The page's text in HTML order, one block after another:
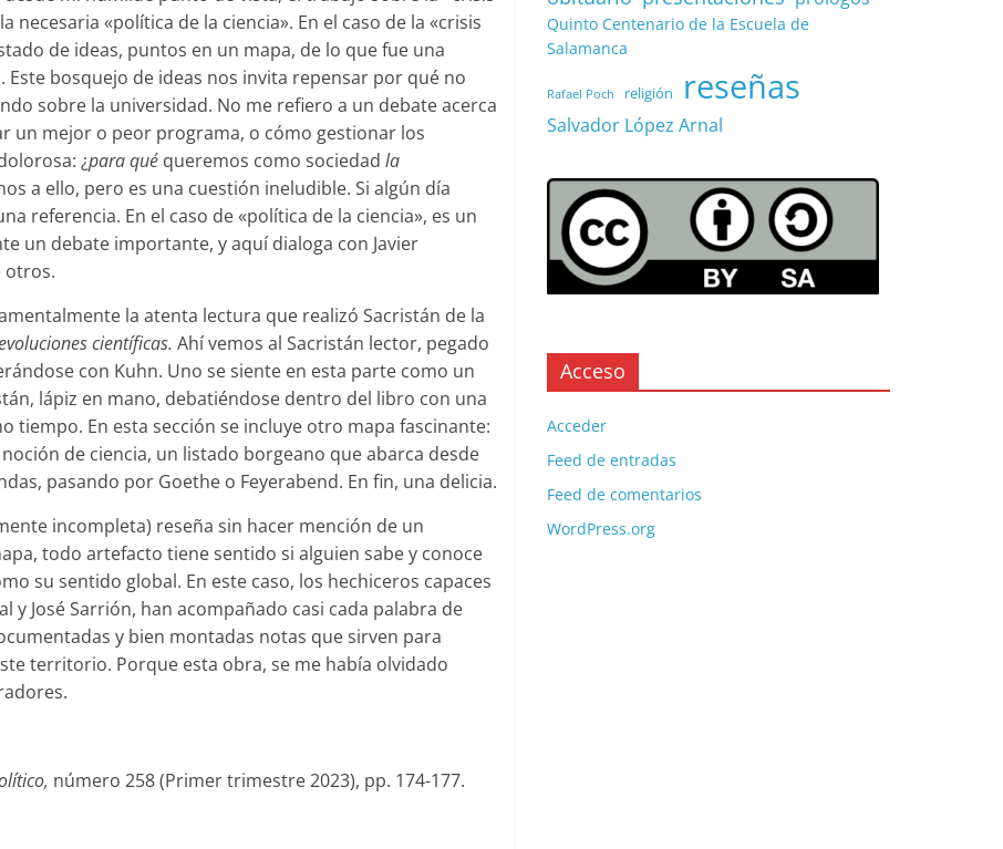
necesaria «política de la ciencia». En el caso de la «crisis
de ideas, puntos en un mapa, de lo que fue una
bosquejo de ideas nos invita repensar por qué no
sobre la universidad. No me refiero a un debate acerca
un mejor o peor programa, o cómo gestionar los
¿para qué queremos como sociedad la
a ello, pero es una cuestión ineludible. Si algún día
referencia. En el caso de «política de la ciencia», es un
un debate importante, y aquí dialoga con Javier
otros.
la atenta lectura que realizó Sacristán de la
científicas. Ahí vemos al Sacristán lector, pegado
con Kuhn. Uno se siente en esta parte como un
lápiz en mano, debatiéndose dentro del libro con una
tiempo. En esta sección se incluye otro mapa fascinante:
de ciencia, un listado borgeano que abarca desde
pasando por Goethe o Feyerabend. En fin, una delicia.
incompleta) reseña sin hacer mención de un
todo artefacto tiene sentido si alguien sabe y conoce
su sentido global. En este caso, los hechiceros capaces
y José Sarrión, han acompañado casi cada palabra de
y bien montadas notas que sirven para
territorio. Porque esta obra, se me había olvidado
número 258 (Primer trimestre 2023), pp. 174-177.
Quinto Centenario de la Escuela de
Salamanca
Rafael Poch religión reseñas
Salvador López Arnal
Acceso
Acceder
Feed de entradas
Feed de comentarios
WordPress.org